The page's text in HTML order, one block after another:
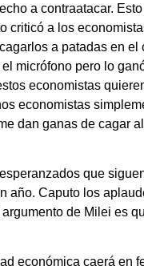
a contraatacar.
criticó a los
a patadas en
micrófono pero lo
economistas
economistas
dan ganas de cagar
que
año. Caputo los
de Milei es
económica caerá en